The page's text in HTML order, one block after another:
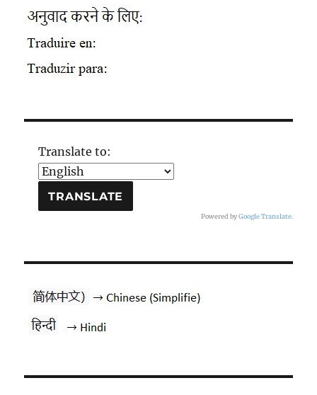
Translate to:
Powered byGoogle Translate.